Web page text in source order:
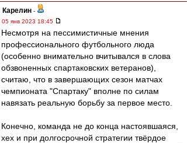
Карелин -
05 янв 2023 18:45
Несмотря на пессимистичные мнения
профессионального футбольного люда
(особенно внимательно вчитывался в слова
обзвоненных спартаковских ветеранов),
считаю, что в завершающих сезон матчах
чемпионата "Спартаку" вполне по силам
навязать реальную борьбу за первое место.
Конечно, команда не до конца настоявшаяся,
хех и при долгосрочной стратегии твёрдое